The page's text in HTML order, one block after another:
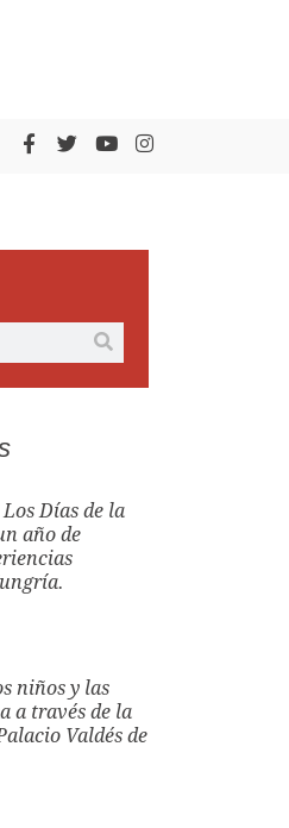
Días de la
año de
niños y las
a través de la
Valdés de